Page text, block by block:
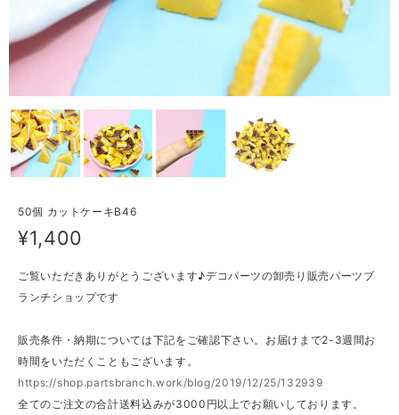
50個 カットケーキB46
¥1,400
ご覧いただきありがとうございます♪デコパーツの卸売り販売パーツブ
ランチショップです
販売条件・納期については下記をご確認下さい。お届けまで2-3週間お
時間をいただくこともございます。
https://shop.partsbranch.work/blog/2019/12/25/132939
全てのご注文の合計送料込みが3000円以上でお願いしております。